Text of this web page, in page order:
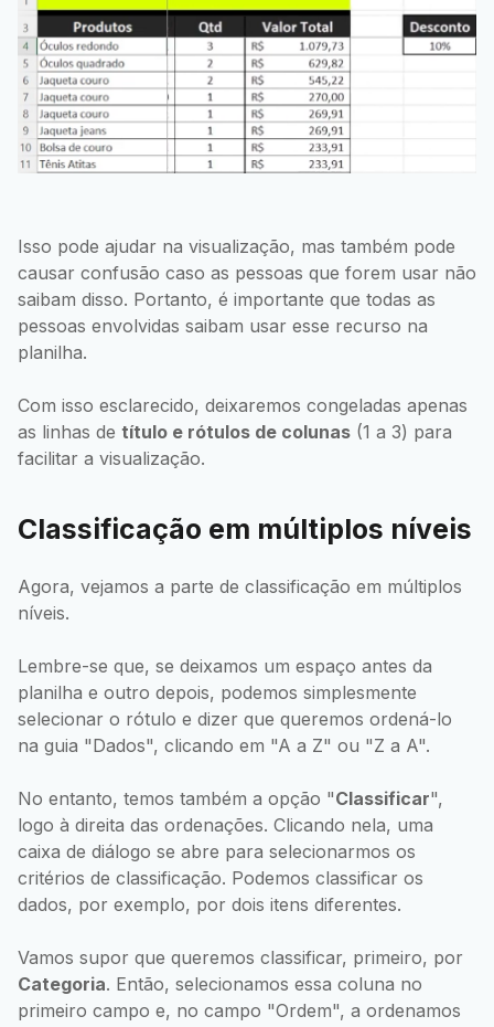
Isso pode ajudar na visualização, mas também pode
causar confusão caso as pessoas que forem usar não
saibam disso. Portanto, é importante que todas as
pessoas envolvidas saibam usar esse recurso na
planilha.
Com isso esclarecido, deixaremos congeladas apenas
as linhas de título e rótulos de colunas (1 a 3) para
facilitar a visualização.
Classificação em múltiplos níveis
Agora, vejamos a parte de classificação em múltiplos
níveis.
Lembre-se que, se deixamos um espaço antes da
planilha e outro depois, podemos simplesmente
selecionar o rótulo e dizer que queremos ordená-lo
na guia "Dados", clicando em "A a Z" ou "Z a A".
No entanto, temos também a opção "Classificar",
logo à direita das ordenações. Clicando nela, uma
caixa de diálogo se abre para selecionarmos os
critérios de classificação. Podemos classificar os
dados, por exemplo, por dois itens diferentes.
Vamos supor que queremos classificar, primeiro, por
Categoria. Então, selecionamos essa coluna no
primeiro campo e, no campo "Ordem", a ordenamos